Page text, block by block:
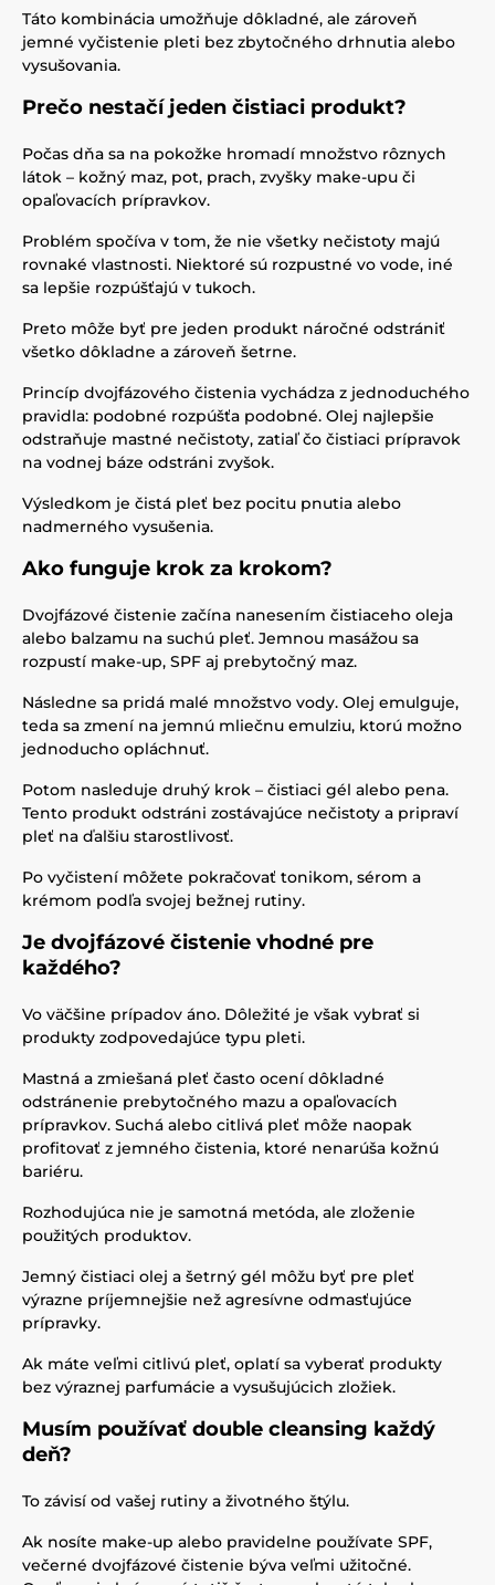
Táto kombinácia umožňuje dôkladné, ale zároveň
jemné vyčistenie pleti bez zbytočného drhnutia alebo
vysušovania.
Prečo nestačí jeden čistiaci produkt?
Počas dňa sa na pokožke hromadí množstvo rôznych
látok – kožný maz, pot, prach, zvyšky make-upu či
opaľovacích prípravkov.
Problém spočíva v tom, že nie všetky nečistoty majú
rovnaké vlastnosti. Niektoré sú rozpustné vo vode, iné
sa lepšie rozpúšťajú v tukoch.
Preto môže byť pre jeden produkt náročné odstrániť
všetko dôkladne a zároveň šetrne.
Princíp dvojfázového čistenia vychádza z jednoduchého
pravidla: podobné rozpúšťa podobné. Olej najlepšie
odstraňuje mastné nečistoty, zatiaľ čo čistiaci prípravok
na vodnej báze odstráni zvyšok.
Výsledkom je čistá pleť bez pocitu pnutia alebo
nadmerného vysušenia.
Ako funguje krok za krokom?
Dvojfázové čistenie začína nanesením čistiaceho oleja
alebo balzamu na suchú pleť. Jemnou masážou sa
rozpustí make-up, SPF aj prebytočný maz.
Následne sa pridá malé množstvo vody. Olej emulguje,
teda sa zmení na jemnú mliečnu emulziu, ktorú možno
jednoducho opláchnuť.
Potom nasleduje druhý krok – čistiaci gél alebo pena.
Tento produkt odstráni zostávajúce nečistoty a pripraví
pleť na ďalšiu starostlivosť.
Po vyčistení môžete pokračovať tonikom, sérom a
krémom podľa svojej bežnej rutiny.
Je dvojfázové čistenie vhodné pre
každého?
Vo väčšine prípadov áno. Dôležité je však vybrať si
produkty zodpovedajúce typu pleti.
Mastná a zmiešaná pleť často ocení dôkladné
odstránenie prebytočného mazu a opaľovacích
prípravkov. Suchá alebo citlivá pleť môže naopak
profitovať z jemného čistenia, ktoré nenarúša kožnú
bariéru.
Rozhodujúca nie je samotná metóda, ale zloženie
použitých produktov.
Jemný čistiaci olej a šetrný gél môžu byť pre pleť
výrazne príjemnejšie než agresívne odmasťujúce
prípravky.
Ak máte veľmi citlivú pleť, oplatí sa vyberať produkty
bez výraznej parfumácie a vysušujúcich zložiek.
Musím používať double cleansing každý
deň?
To závisí od vašej rutiny a životného štýlu.
Ak nosíte make-up alebo pravidelne používate SPF,
večerné dvojfázové čistenie býva veľmi užitočné.